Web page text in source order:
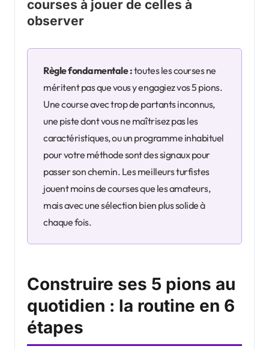
courses à jouer de celles à
observer
Règle fondamentale :toutes les courses ne
méritent pas que vous y engagiez vos 5 pions.
Une course avec trop de partants inconnus,
une piste dont vous ne maîtrisez pas les
caractéristiques, ou un programme inhabituel
pour votre méthode sont des signaux pour
passer son chemin. Les meilleurs turfistes
jouent moins de courses que les amateurs,
mais avec une sélection bien plus solide à
chaque fois.
Construire ses 5 pions au
quotidien : la routine en 6
étapes